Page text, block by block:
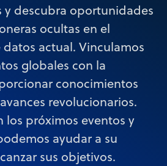
y descubra oportunidades
ocultas en el
actual. Vinculamos
globales con la
conocimientos
revolucionarios.
los próximos eventos y
ayudar a su
sus objetivos.